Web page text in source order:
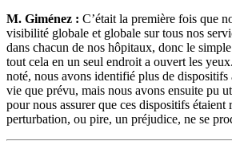
M. Giménez : C’était la première fois que
visibilité globale et globale sur tous nos
dans chacun de nos hôpitaux, donc le
tout cela en un seul endroit a ouvert les
noté, nous avons identifié plus de
vie que prévu, mais nous avons ensuite pu
pour nous assurer que ces dispositifs étaient
perturbation, ou pire, un préjudice, ne se